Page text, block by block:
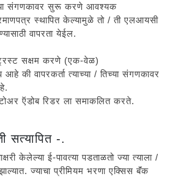
संगणकावर सुरू करणे आवश्यक
स्थापित केल्यामुळे तो / ती एलआयसी
वापरता येईल.
ट्रस्ट सक्षम करणे (एक-वेळ)
की वापरकर्ता त्याच्या / तिच्या संगणकावर
ऍडोब रिडर ला समाकलित करते.
सत्यापित -.
केलेल्या ई-पावत्या पडताळतो ज्या त्याला /
ज्याचा प्रीमियम भरणा एक्सिस बॅंक